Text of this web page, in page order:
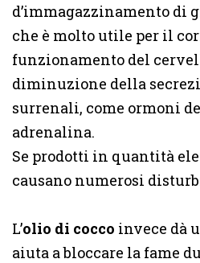
d’immagazzinamento di
che è molto utile per il
funzionamento del
diminuzione della
surrenali, come ormoni
adrenalina.
Se prodotti in quantità
causano numerosi
L’olio di cocco invece dà
aiuta a bloccare la fame